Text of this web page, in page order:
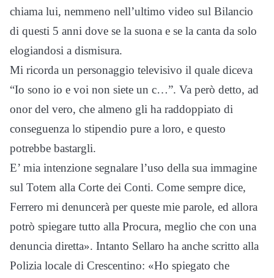
chiama lui, nemmeno nell’ultimo video sul Bilancio
di questi 5 anni dove se la suona e se la canta da solo
elogiandosi a dismisura.
Mi ricorda un personaggio televisivo il quale diceva
“Io sono io e voi non siete un c…”. Va però detto, ad
onor del vero, che almeno gli ha raddoppiato di
conseguenza lo stipendio pure a loro, e questo
potrebbe bastargli.
E’ mia intenzione segnalare l’uso della sua immagine
sul Totem alla Corte dei Conti. Come sempre dice,
Ferrero mi denuncerà per queste mie parole, ed allora
potrò spiegare tutto alla Procura, meglio che con una
denuncia diretta». Intanto Sellaro ha anche scritto alla
Polizia locale di Crescentino: «Ho spiegato che